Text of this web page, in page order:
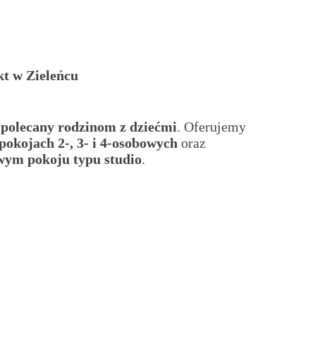
w Zieleńcu
polecany rodzinom z dziećmi. Oferujemy
2-, 3- i 4-osobowych oraz
pokoju typu studio.